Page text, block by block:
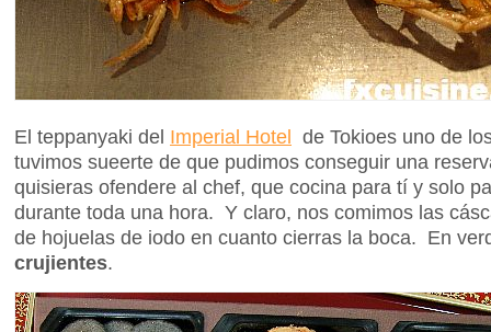
El teppanyaki del Imperial Hotel de Tokioes uno de
tuvimos sueerte de que pudimos conseguir una
quisieras ofendere al chef, que cocina para tí y solo
durante toda una hora. Y claro, nos comimos las
de hojuelas de iodo en cuanto cierras la boca. En
crujientes.